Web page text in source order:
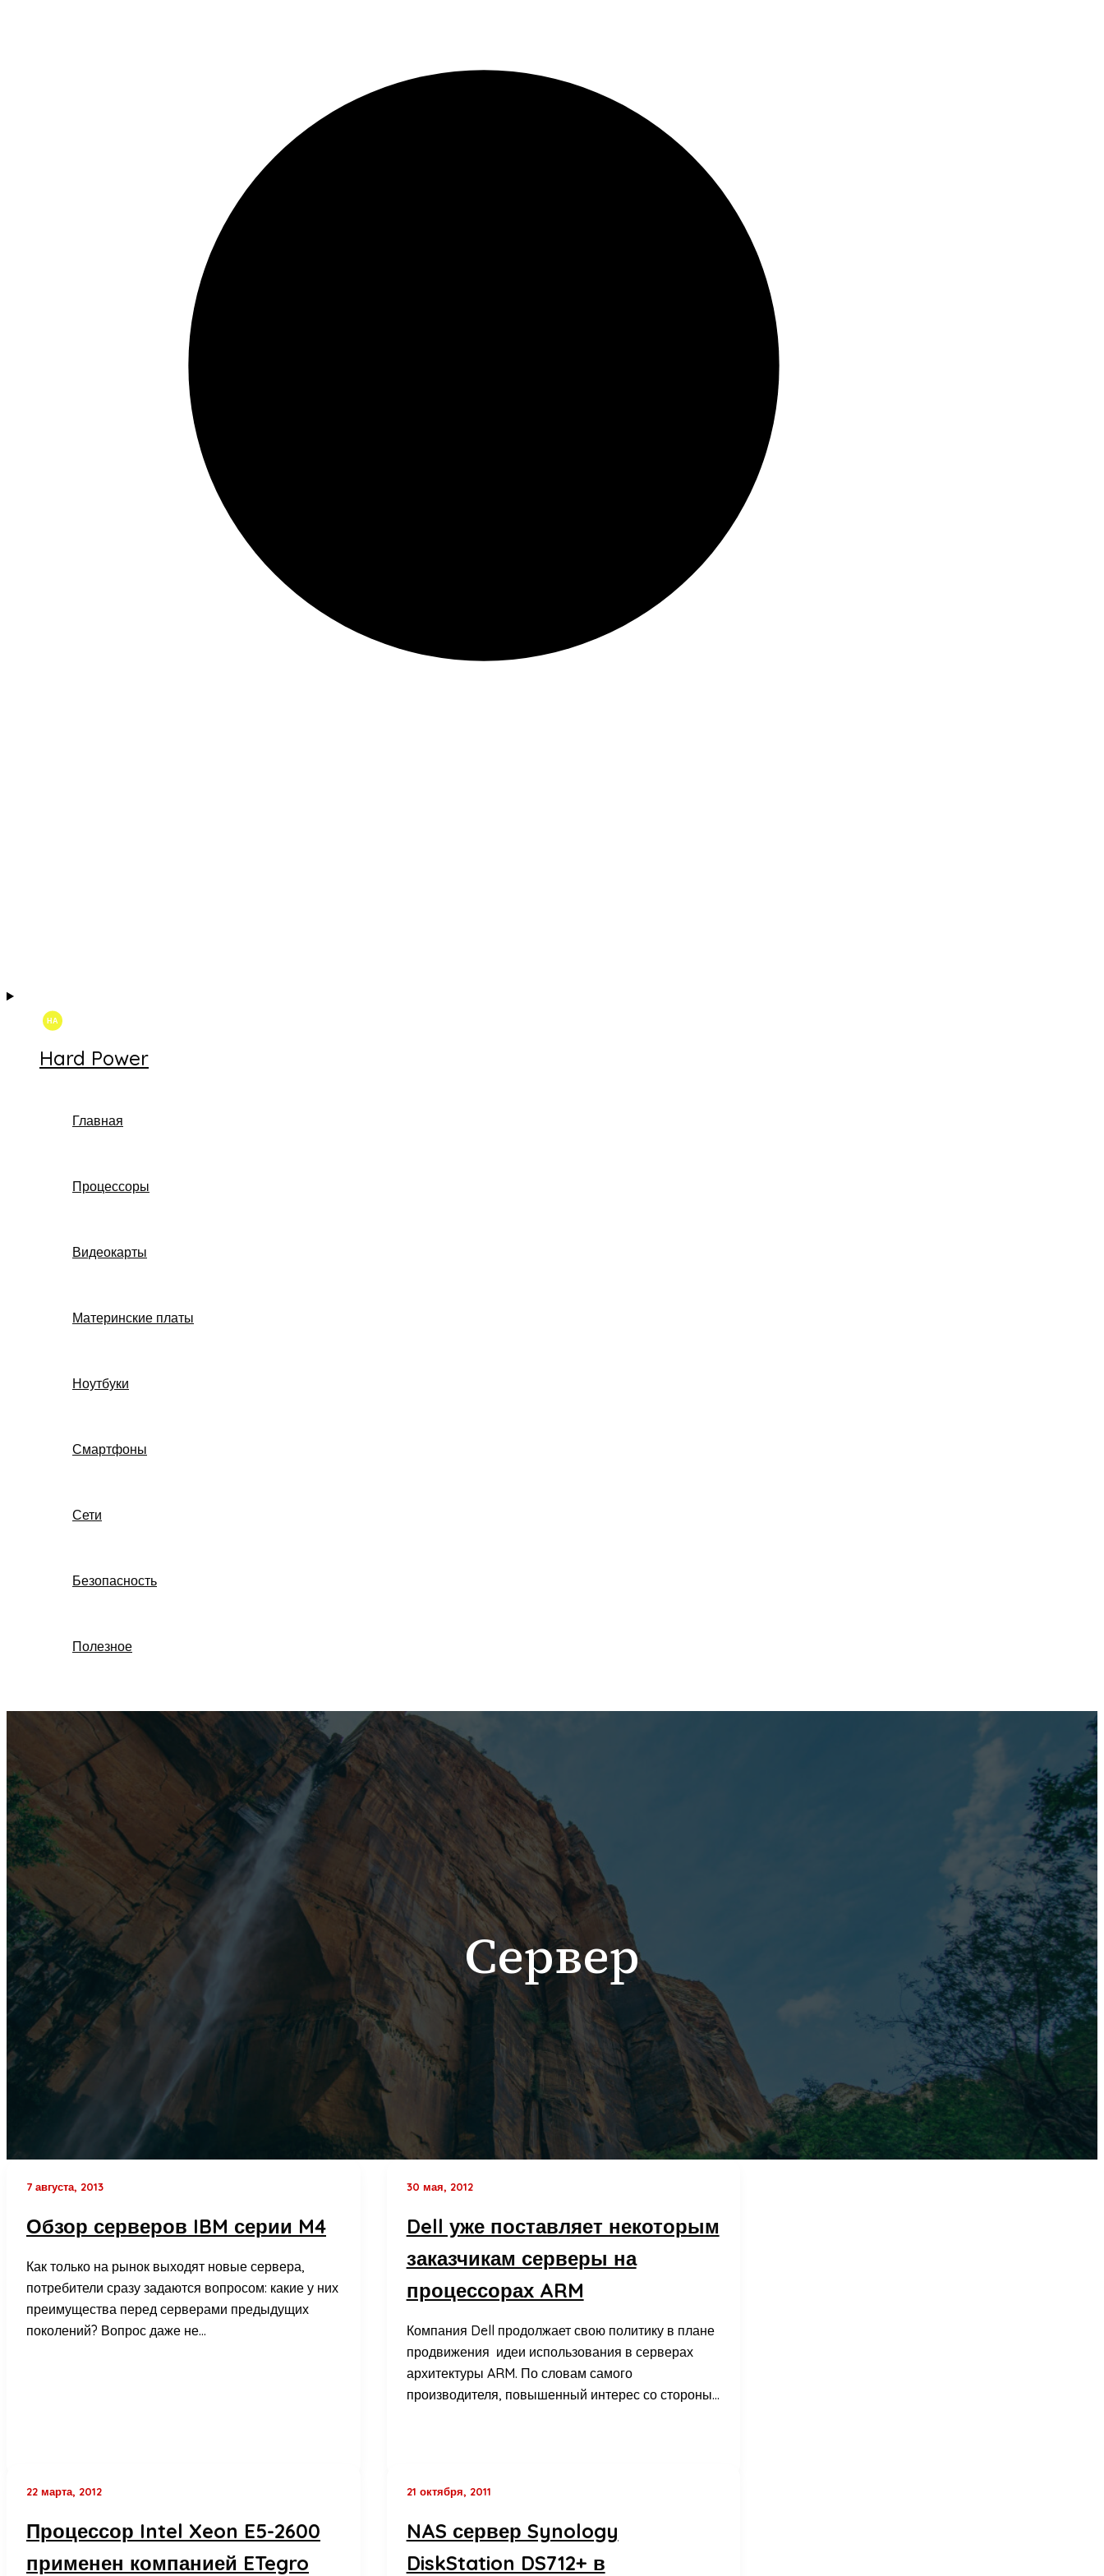
Hard Power
Главная
Процессоры
Видеокарты
Материнские платы
Ноутбуки
Смартфоны
Сети
Безопасность
Полезное
Сервер
7 августа, 2013
Обзор серверов IBM серии M4
Как только на рынок выходят новые сервера,
потребители сразу задаются вопросом: какие у них
преимущества перед серверами предыдущих
поколений? Вопрос даже не…
30 мая, 2012
Dell уже поставляет некоторым
заказчикам серверы на
процессорах ARM
Компания Dell продолжает свою политику в плане
продвижения идеи использования в серверах
архитектуры ARM. По словам самого
производителя, повышенный интерес со стороны…
22 марта, 2012
Процессор Intel Xeon E5-2600
применен компанией ETegro
21 октября, 2011
NAS сервер Synology
DiskStation DS712+ в